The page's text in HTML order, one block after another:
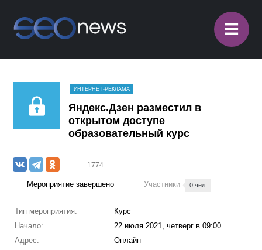
≡
ИНТЕРНЕТ-РЕКЛАМА
Яндекс.Дзен разместил в
открытом доступе
образовательный курс
1774
Мероприятие завершено Участники 0 чел.
Тип мероприятия:
Курс
Начало:
22 июля 2021, четверг в 09:00
Адрес:
Онлайн